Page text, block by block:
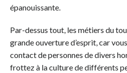
épanouissante.
Par-dessus tout, les métiers du
grande ouverture d’esprit, car
contact de personnes de divers
frottez à la culture de différents